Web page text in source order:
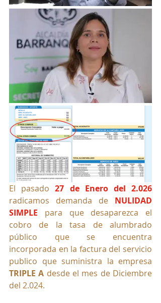
El pasado 27 de Enero del 2.026
radicamos demanda de NULIDAD
SIMPLE para que desaparezca el
cobro de la tasa de alumbrado
público que se encuentra
incorporada en la factura del servicio
TRIPLE A desde el mes de Diciembre
del 2.024.